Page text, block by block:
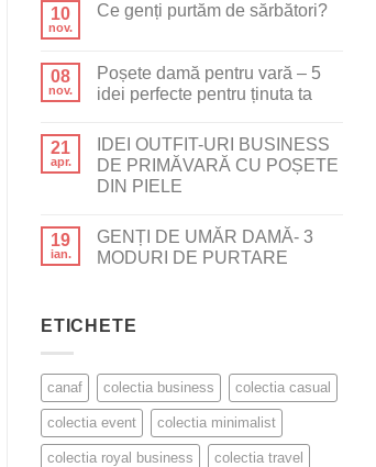
10
nov.
Ce genți purtăm de sărbători?
08
nov.
Poșete damă pentru vară – 5
idei perfecte pentru ținuta ta
21
apr.
IDEI OUTFIT-URI BUSINESS
DE PRIMĂVARĂ CU POȘETE
DIN PIELE
19
ian.
GENȚI DE UMĂR DAMĂ- 3
MODURI DE PURTARE
ETICHETE
canaf colectia business colectia casual
colectia event colectia minimalist
colectia royal business colectia travel